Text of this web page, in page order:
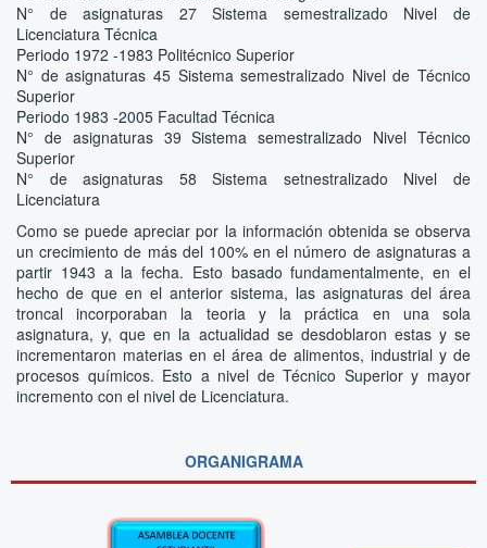
N° de asignaturas 27 Sistema semestralizado Nivel de
Licenciatura Técnica
Periodo 1972 -1983 Politécnico Superior
N° de asignaturas 45 Sistema semestralizado Nivel de Técnico
Superior
Periodo 1983 -2005 Facultad Técnica
N° de asignaturas 39 Sistema semestralizado Nivel Técnico
Superior
N° de asignaturas 58 Sistema setnestralizado Nivel de
Licenciatura
Como se puede apreciar por la información obtenida se observa
un crecimiento de más del 100% en el número de asignaturas a
partir 1943 a la fecha. Esto basado fundamentalmente, en el
hecho de que en el anterior sistema, las asignaturas del área
troncal incorporaban la teoria y la práctica en una sola
asignatura, y, que en la actualidad se desdoblaron estas y se
incrementaron materias en el área de alimentos, industrial y de
procesos químicos. Esto a nivel de Técnico Superior y mayor
incremento con el nivel de Licenciatura.
ORGANIGRAMA